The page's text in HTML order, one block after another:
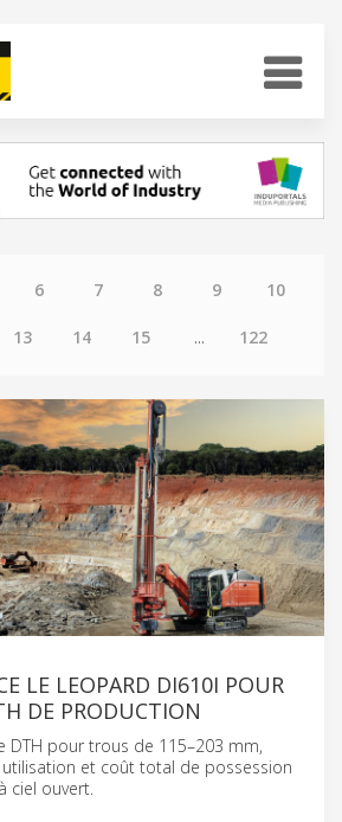
6 7 8 9 10
13 14 15 ... 122
LE LEOPARD DI610I POUR
DE PRODUCTION
DTH pour trous de 115–203 mm,
et coût total de possession
ciel ouvert.